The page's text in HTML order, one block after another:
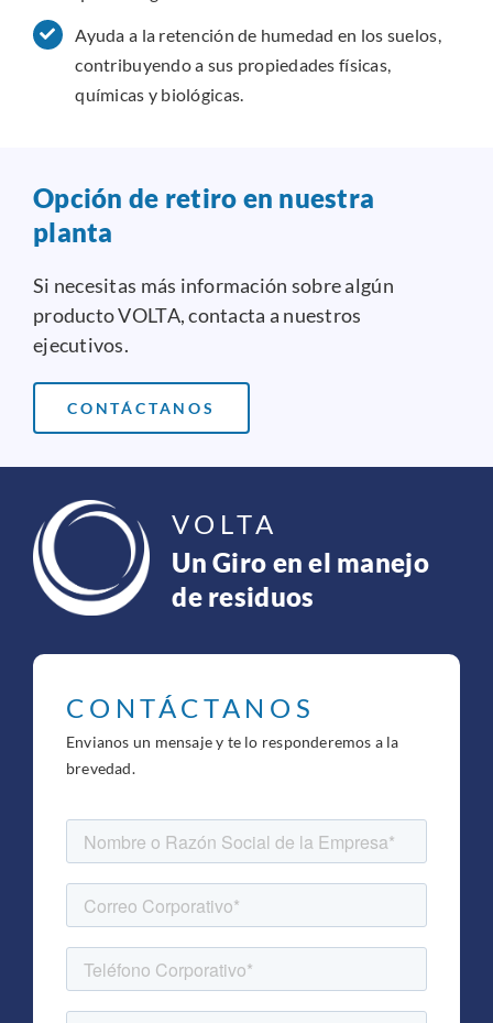
Ayuda a la retención de humedad en los suelos,
contribuyendo a sus propiedades físicas,
químicas y biológicas.
Opción de retiro en nuestra
planta
Si necesitas más información sobre algún
producto VOLTA, contacta a nuestros
ejecutivos.
CONTÁCTANOS
VOLTA
Un Giro en el manejo
de residuos
CONTÁCTANOS
Envianos un mensaje y te lo responderemos a la
brevedad.